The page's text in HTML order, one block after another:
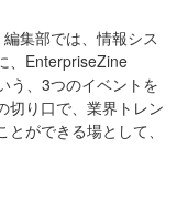
集部では、情報シス
、EnterpriseZine
う、3つのイベントを
切り口で、業界トレン
ができる場として、